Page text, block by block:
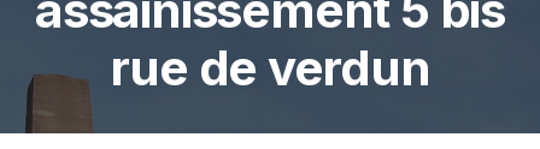
rue de verdun